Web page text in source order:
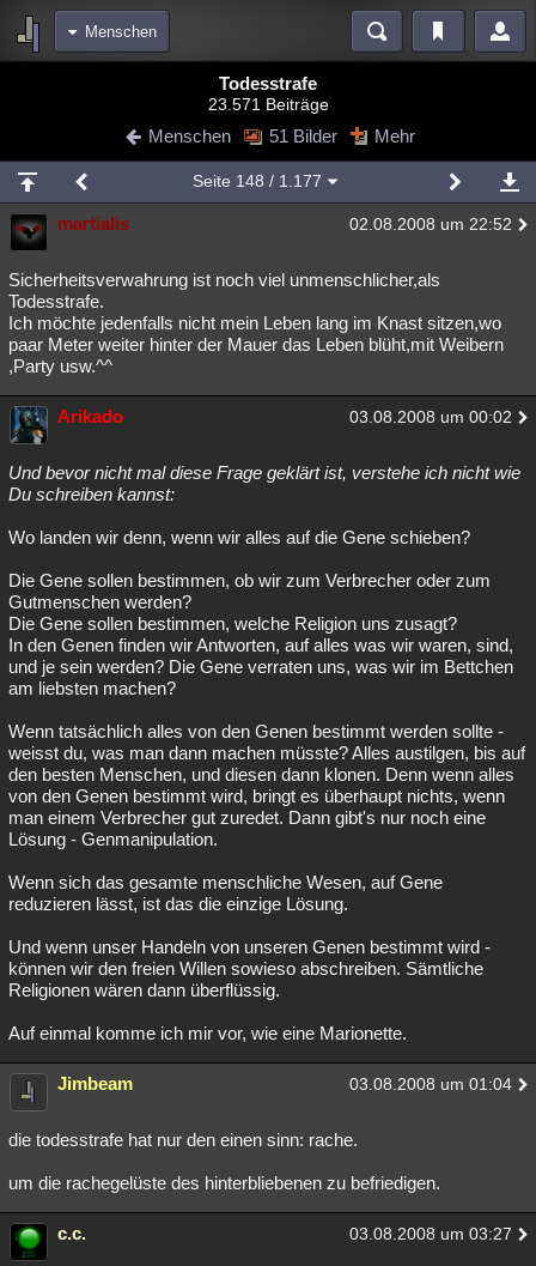
Menschen
Diskussionen Blogs Videos
Chat Wiki Neuigkeiten
meine Rubriken
Menschen Mystery Kriminalfälle
Spiritualität Verschwörungen Technologie Ufologie
Natur Umfragen Unterhaltung
weitere Rubriken
Philosophie Träume Orte Esoterik Literatur
Astronomie
Musik Clash Verbesserungen
Lesenswert Schlüsselwörter
Todesstrafe
23.571 Beiträge
Menschen 51 Bilder Mehr
Seite 148 / 1.177
martialis 02.08.2008 um 22:52
Sicherheitsverwahrung ist noch viel unmenschlicher,als
Todesstrafe.
Ich möchte jedenfalls nicht mein Leben lang im Knast sitzen,wo
paar Meter weiter hinter der Mauer das Leben blüht,mit Weibern
,Party usw.^^
Arikado 03.08.2008 um 00:02
Und bevor nicht mal diese Frage geklärt ist, verstehe ich nicht wie
Du schreiben kannst:
Wo landen wir denn, wenn wir alles auf die Gene schieben?
Die Gene sollen bestimmen, ob wir zum Verbrecher oder zum
Gutmenschen werden?
Die Gene sollen bestimmen, welche Religion uns zusagt?
In den Genen finden wir Antworten, auf alles was wir waren, sind,
und je sein werden? Die Gene verraten uns, was wir im Bettchen
am liebsten machen?
Wenn tatsächlich alles von den Genen bestimmt werden sollte -
weisst du, was man dann machen müsste? Alles austilgen, bis auf
den besten Menschen, und diesen dann klonen. Denn wenn alles
von den Genen bestimmt wird, bringt es überhaupt nichts, wenn
man einem Verbrecher gut zuredet. Dann gibt's nur noch eine
Lösung - Genmanipulation.
Wenn sich das gesamte menschliche Wesen, auf Gene
reduzieren lässt, ist das die einzige Lösung.
Und wenn unser Handeln von unseren Genen bestimmt wird -
können wir den freien Willen sowieso abschreiben. Sämtliche
Religionen wären dann überflüssig.
Auf einmal komme ich mir vor, wie eine Marionette.
Jimbeam 03.08.2008 um 01:04
die todesstrafe hat nur den einen sinn: rache.
um die rachegelüste des hinterbliebenen zu befriedigen.
c.c. 03.08.2008 um 03:27